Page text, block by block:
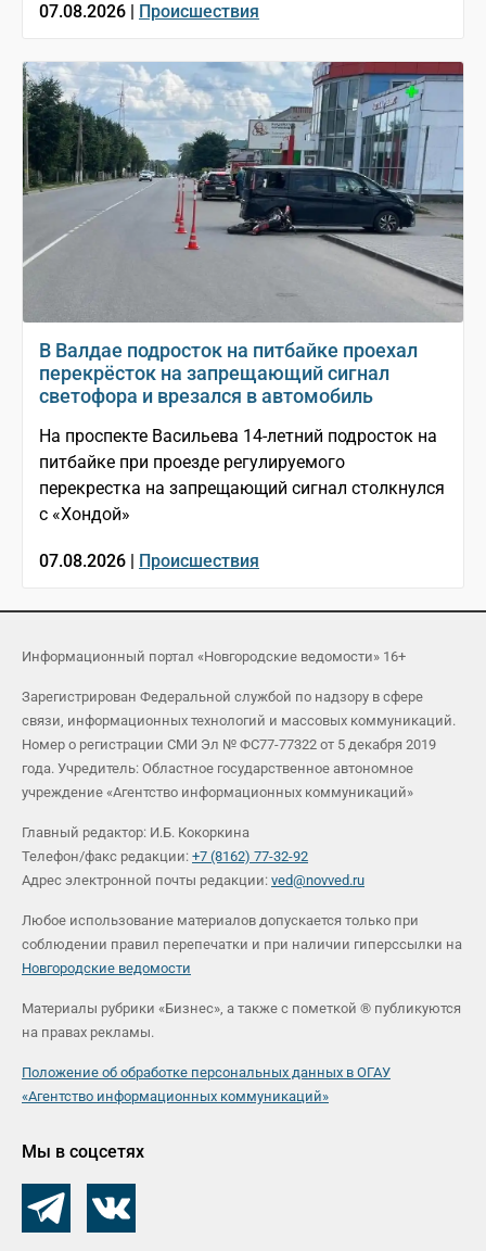
07.08.2026 | Происшествия
В Валдае подросток на питбайке проехал
перекрёсток на запрещающий сигнал
светофора и врезался в автомобиль
На проспекте Васильева 14-летний подросток на
питбайке при проезде регулируемого
перекрестка на запрещающий сигнал столкнулся
с «Хондой»
07.08.2026 | Происшествия
Информационный портал «Новгородские ведомости» 16+
Зарегистрирован Федеральной службой по надзору в сфере
связи, информационных технологий и массовых коммуникаций.
Номер о регистрации СМИ Эл № ФС77-77322 от 5 декабря 2019
года. Учредитель: Областное государственное автономное
учреждение «Агентство информационных коммуникаций»
Главный редактор: И.Б. Кокоркина
Телефон/факс редакции: +7 (8162) 77-32-92
Адрес электронной почты редакции: ved@novved.ru
Любое использование материалов допускается только при
соблюдении правил перепечатки и при наличии гиперссылки на
Новгородские ведомости
Материалы рубрики «Бизнес», а также с пометкой ® публикуются
на правах рекламы.
Положение об обработке персональных данных в ОГАУ
«Агентство информационных коммуникаций»
Мы в соцсетях